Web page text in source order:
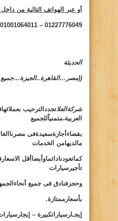
أو عبر الهواتف التالية من
01227776049 – 01001064011 –
الحديثة
شركةالعلاتجددالترحيب
العربية،متمنياًللجميع
بقضاءأجازةسعيدةفى
مالديهامن الخدمات
كماتعودنادائماوأيضاأقل
تأجيرسيارات
وحجزفنادق فى جميع
بأسعارممتازة.
إيجـارسياراتكبيرة –